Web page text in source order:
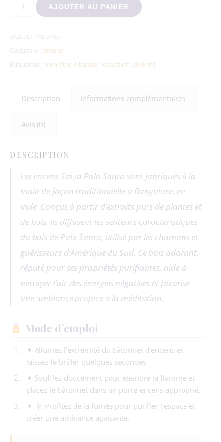
quantité de Encens Satya Palo Santo 15g
AJOUTER AU PANIER
UGS :
EI-PALO15S
Catégorie : encens
bien-être détente relaxation sérénité
Description Informations complémentaires
Avis (0)
DESCRIPTION
Les encens Satya Palo Santo sont fabriqués à la
main de façon traditionnelle à Bangalore, en
Inde. Conçus à partir d’extraits purs de plantes et
de bois, ils diffusent les senteurs caractéristiques
du bois de Palo Santo, utilisé par les chamans et
guérisseurs d’Amérique du Sud. Ce bois odorant,
réputé pour ses propriétés purifiantes, aide à
nettoyer l’air des énergies négatives et favorise
une ambiance propice à la méditation.
Mode d’emploi
✦ Allumez l’extrémité du bâtonnet d’encens et
laissez-le brûler quelques secondes.
✦ Soufflez doucement pour éteindre la flamme et
placez le bâtonnet dans un porte-encens approprié.
✦
Profitez de la fumée pour purifier l’espace et
créer une ambiance apaisante.